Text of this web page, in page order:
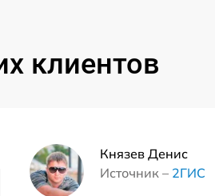
клиентов
Князев Денис
Источник – 2ГИС